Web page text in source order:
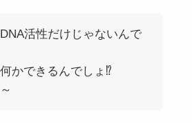
活性だけじゃないんで
かできるんでしょ⁉